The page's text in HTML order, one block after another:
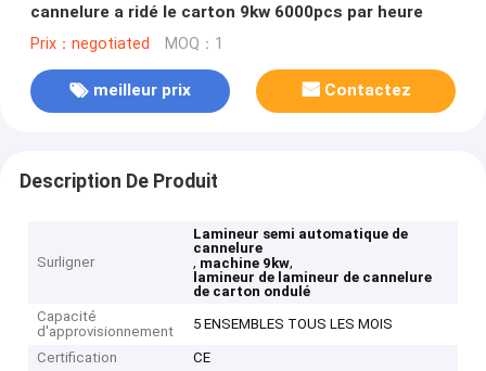
cannelure a ridé le carton 9kw 6000pcs par heure
Prix：negotiated MOQ：1
meilleur prix Contactez
Description De Produit
Surligner
Lamineur semi automatique de
cannelure
, machine 9kw,
lamineur de lamineur de cannelure
de carton ondulé
Capacité
d'approvisionnement
5 ENSEMBLES TOUS LES MOIS
Certification
CE